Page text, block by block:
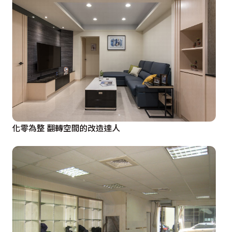
化零為整 翻轉空間的改造達人